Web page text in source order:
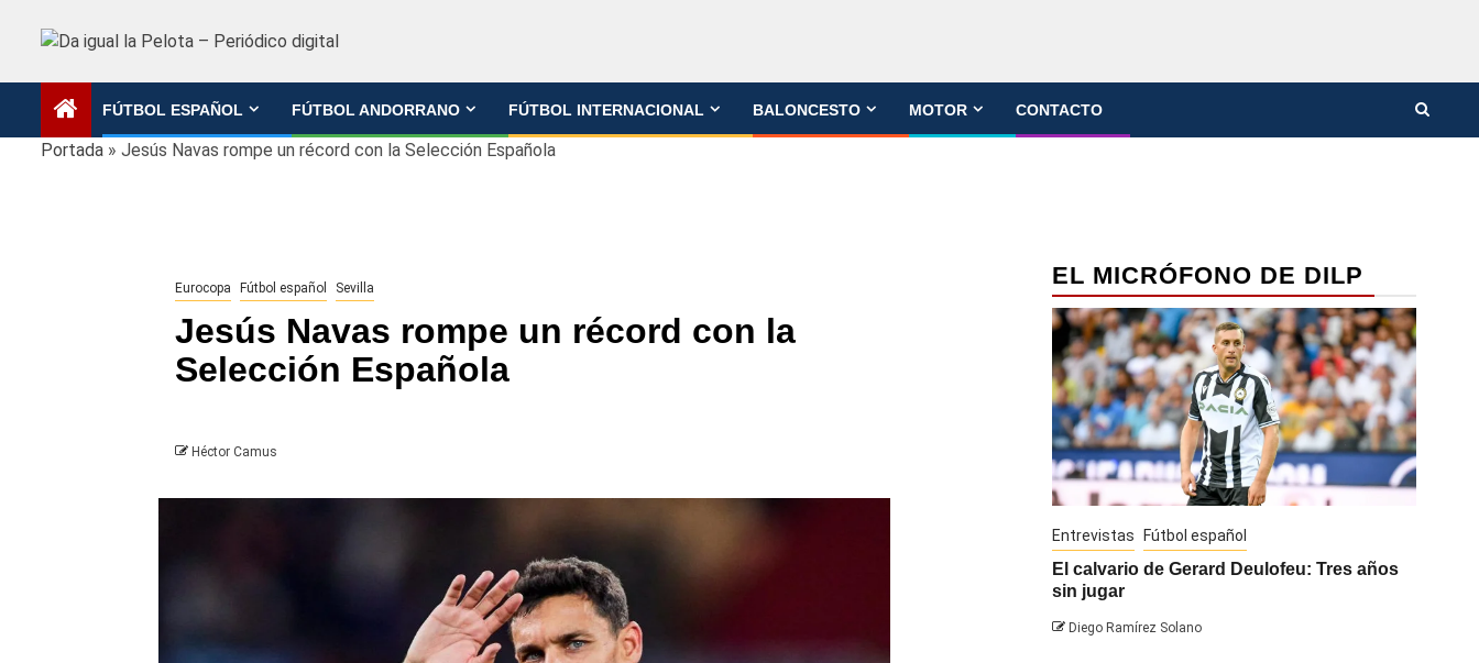
FÚTBOL ESPAÑOL FÚTBOL ANDORRANO FÚTBOL INTERNACIONAL BALONCESTO MOTOR CONTACTO
Portada » Jesús Navas rompe un récord con la Selección Española
Eurocopa Fútbol español Sevilla
Jesús Navas rompe un récord con la
Selección Española
Héctor Camus
EL MICRÓFONO DE DILP
Entrevistas Fútbol español
El calvario de Gerard Deulofeu: Tres años
sin jugar
Diego Ramírez Solano